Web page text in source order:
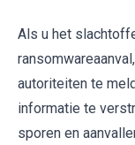
Als u het
autoriteiten te
informatie te
sporen en